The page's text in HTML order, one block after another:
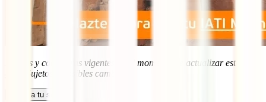
Precios y coberturas vigentes en el momento de actualizar esta
guía. Sujetos a posibles cambios.
Calcula tu seguro